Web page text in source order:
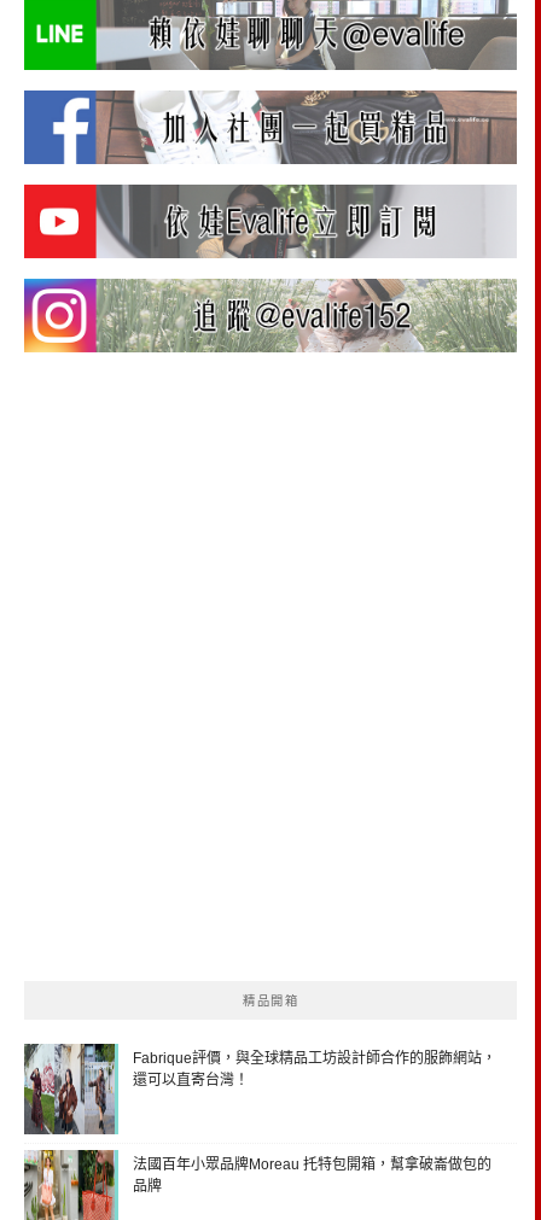
精品開箱
Fabrique評價，與全球精品工坊設計師合作的服飾網站，
還可以直寄台灣！
法國百年小眾品牌Moreau 托特包開箱，幫拿破崙做包的
品牌